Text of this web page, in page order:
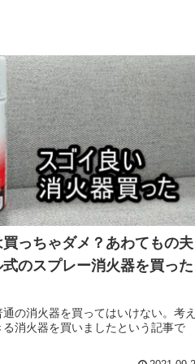
っちゃダメ？あわてもの夫
のスプレー消火器を買った
の消火器を買ってはいけない。考
消火器を買いましたという記事で